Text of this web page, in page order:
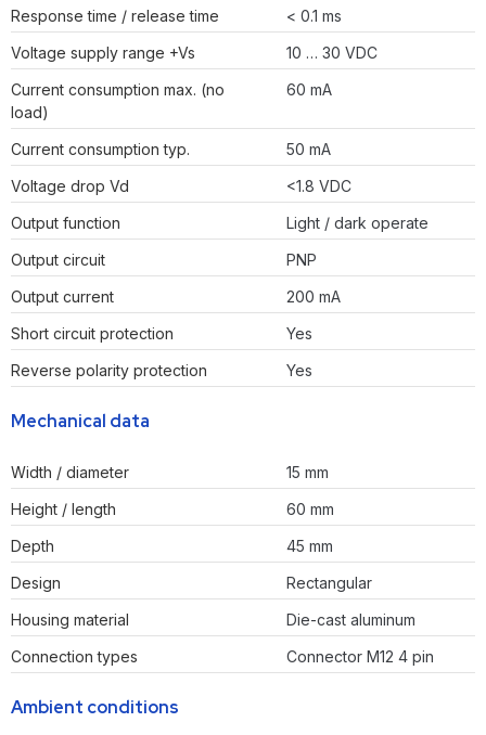
Response time / release time
< 0.1 ms
Voltage supply range +Vs
10 … 30 VDC
Current consumption max. (no
load)
60 mA
Current consumption typ.
50 mA
Voltage drop Vd
<1.8 VDC
Output function
Light / dark operate
Output circuit
PNP
Output current
200 mA
Short circuit protection
Yes
Reverse polarity protection
Yes
Mechanical data
Width / diameter
15 mm
Height / length
60 mm
Depth
45 mm
Design
Rectangular
Housing material
Die-cast aluminum
Connection types
Connector M12 4 pin
Ambient conditions